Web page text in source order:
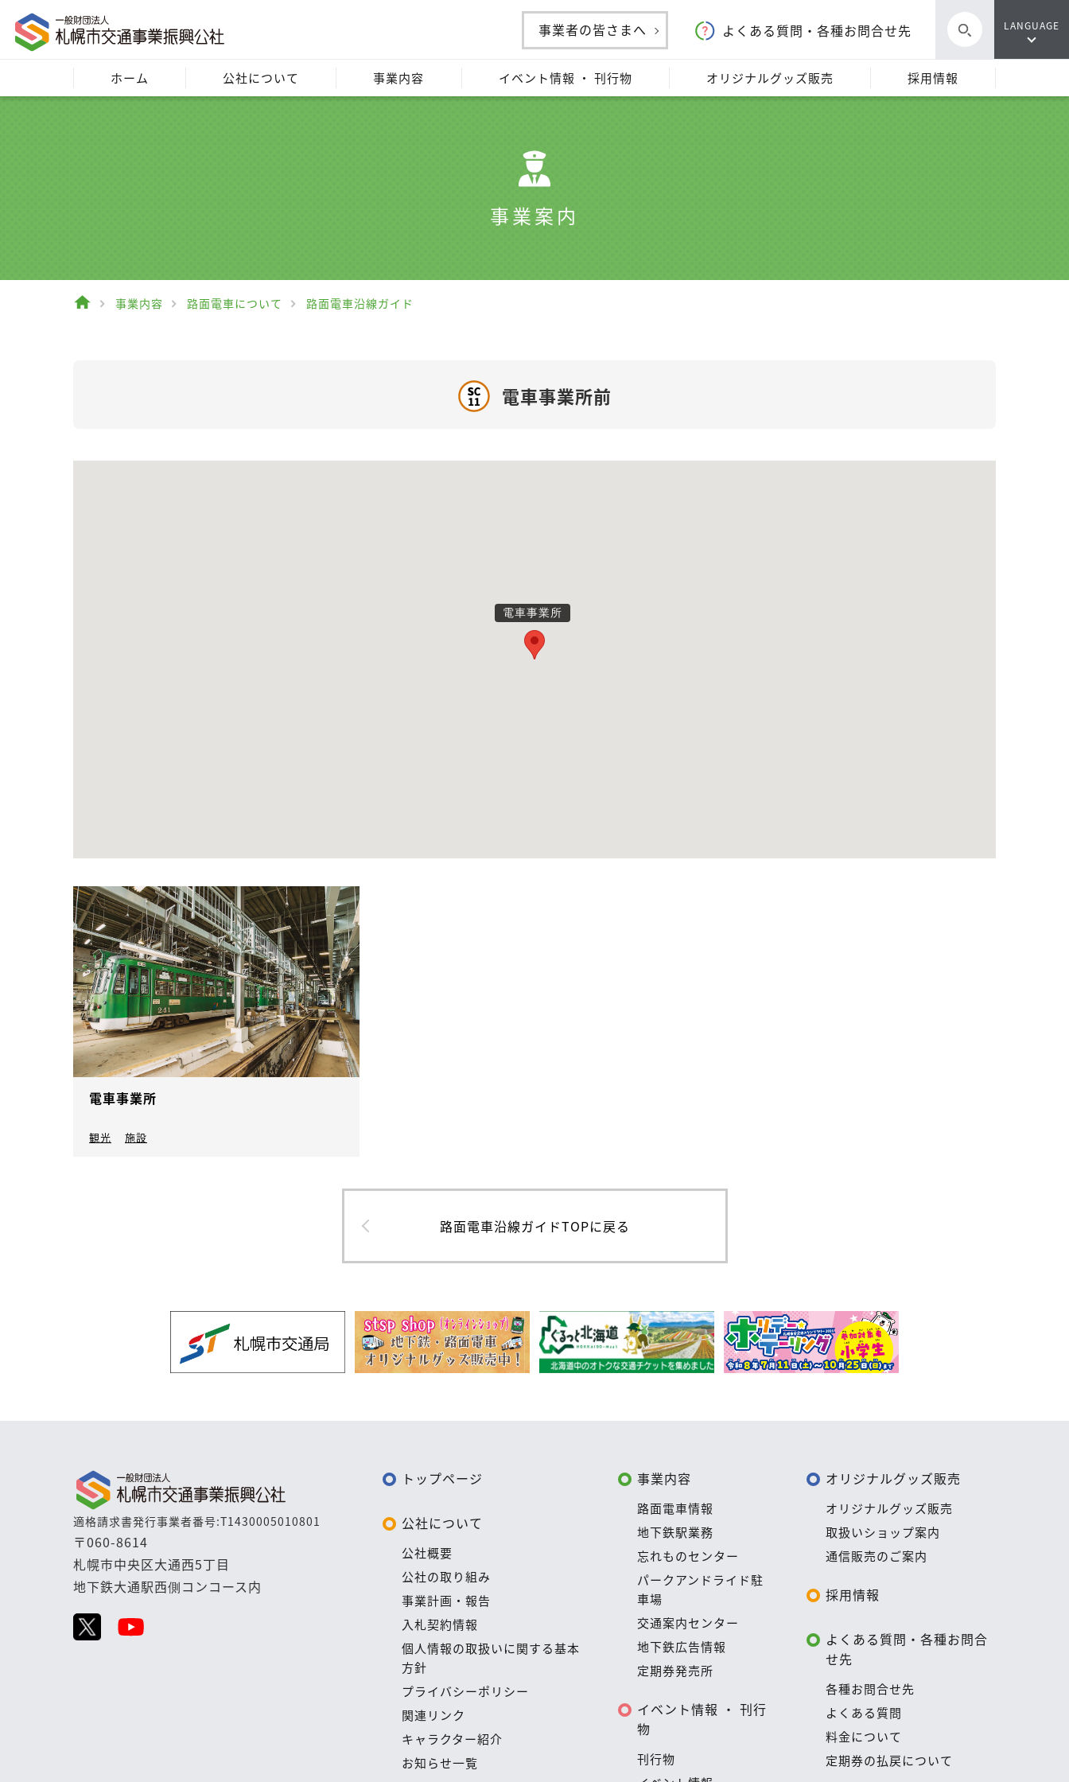
LANGUAGE
よくある質問・各種お問合せ先
事業者の皆さまへ
ホーム 公社について 事業内容 イベント情報 ・ 刊行物 オリジナルグッズ販売 採用情報
事業案内
事業内容 路面電車について 路面電車沿線ガイド
電車事業所前
電車事業所
電車事業所
電車事業所
観光 施設
路面電車沿線ガイドTOPに戻る
適格請求書発行事業者番号:T1430005010801
〒060-8614
札幌市中央区大通西5丁目
地下鉄大通駅西側コンコース内
トップページ
公社について
公社概要
公社の取り組み
事業計画・報告
入札契約情報
個人情報の取扱いに関する基本
方針
プライバシーポリシー
関連リンク
キャラクター紹介
お知らせ一覧
事業内容
路面電車情報
地下鉄駅業務
忘れものセンター
パークアンドライド駐
車場
交通案内センター
地下鉄広告情報
定期券発売所
イベント情報 ・ 刊行
物
刊行物
オリジナルグッズ販売
オリジナルグッズ販売
取扱いショップ案内
通信販売のご案内
採用情報
よくある質問・各種お問合
せ先
各種お問合せ先
よくある質問
料金について
定期券の払戻について